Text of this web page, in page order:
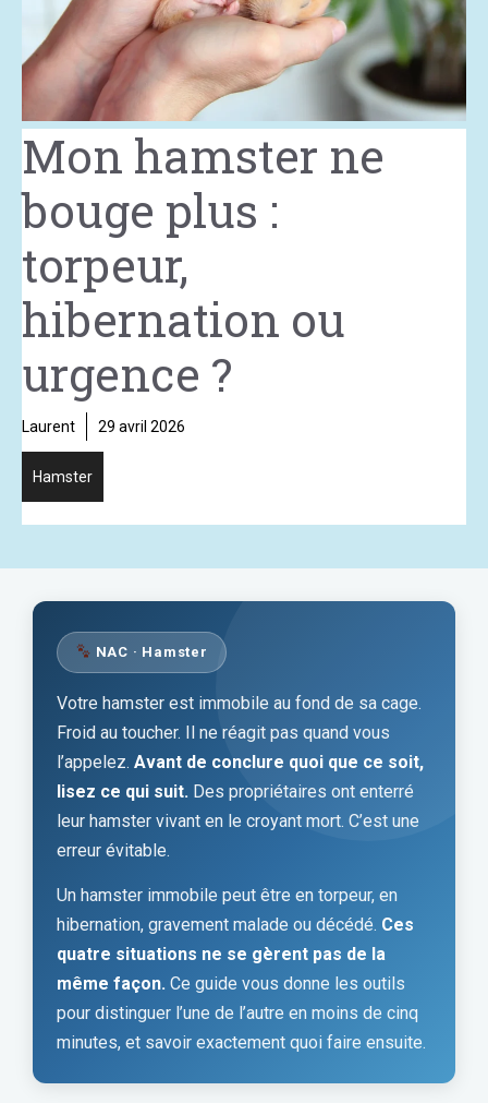
Mon hamster ne
bouge plus :
torpeur,
hibernation ou
urgence ?
Laurent 29 avril 2026
Hamster
NAC · Hamster
Votre hamster est immobile au fond de sa cage.
Froid au toucher. Il ne réagit pas quand vous
l’appelez. Avant de conclure quoi que ce soit,
lisez ce qui suit. Des propriétaires ont enterré
leur hamster vivant en le croyant mort. C’est une
erreur évitable.
Un hamster immobile peut être en torpeur, en
hibernation, gravement malade ou décédé. Ces
quatre situations ne se gèrent pas de la
même façon. Ce guide vous donne les outils
pour distinguer l’une de l’autre en moins de cinq
minutes, et savoir exactement quoi faire ensuite.